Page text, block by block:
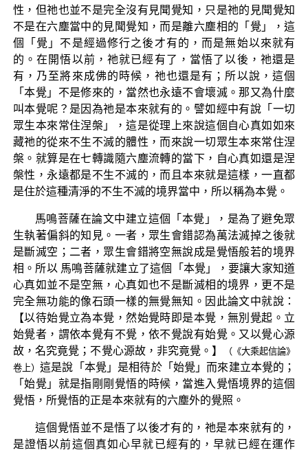
性，但祂也並不是完全沒有見聞覺知，只是祂的見聞覺知
不是在六塵當中的見聞覺知，而是離六塵相的「覺」，這
個「覺」不是經過修行之後才有的，而是無始以來就有
的。在開悟以前，祂就已經有了，當悟了以後，祂還是
有，乃至將來成佛的時候，祂也還是有；所以說，這個
「本覺」不是修來的，當然也永遠不會壞滅。那又為什麼
叫本覺呢？是因為祂是本來就有的。譬如經中有說「一切
眾生本來常住涅槃」，這是從理上來說這個自心真如如來
藏祂的從來不生不滅的體性，而來說一切眾生本來常住涅
槃。就算是在七轉識隨六塵流轉的當下，自心真如還是涅
槃性，永遠都是不生不滅的，而且本來就是這樣，一直都
是住於這種清淨的不生不滅的境界當中，所以稱為本覺。
馬鳴菩薩在論文中建立這個「本覺」，是為了避免眾
生執著偏斜的知見。一者，眾生會錯認為萬法滅掉之後就
是斷滅空；二者，眾生會錯將空無說成是覺悟般若的境界
相。所以 馬鳴菩薩就建立了這個「本覺」，要讓大家知道
心真如並不是空無，心真如也不是斷滅相的境界，更不是
完全無功能的像石頭一樣的無覺無知。因此論文中就說：
【以待始覺立為本覺，然始覺時即是本覺，無別覺起。立
始覺者，謂依本覺有不覺，依不覺說有始覺。又以覺心源
故，名究竟覺；不覺心源故，非究竟覺。】
（《大乘起信論》
卷上）這是說「本覺」是相待於「始覺」而來建立本覺的；
「始覺」就是指剛剛覺悟的時候，當進入覺悟境界的這個
覺悟，所覺悟的正是本來就有的六塵外的覺照。
這個覺悟並不是悟了以後才有的，祂是本來就有的，
是證悟以前這個真如心早就已經有的，早就已經在運作